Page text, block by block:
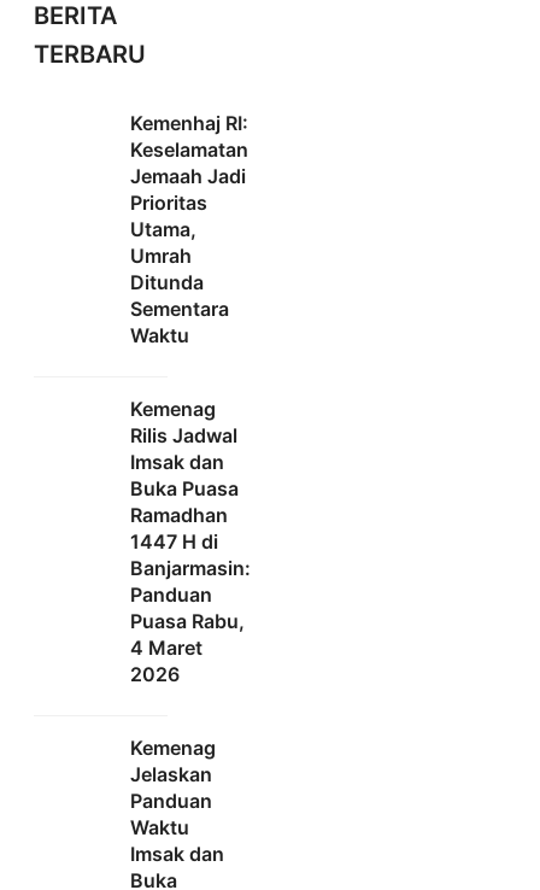
BERITA
TERBARU
Kemenhaj RI:
Keselamatan
Jemaah Jadi
Prioritas
Utama,
Umrah
Ditunda
Sementara
Waktu
Kemenag
Rilis Jadwal
Imsak dan
Buka Puasa
Ramadhan
1447 H di
Banjarmasin:
Panduan
Puasa Rabu,
4 Maret
2026
Kemenag
Jelaskan
Panduan
Waktu
Imsak dan
Buka